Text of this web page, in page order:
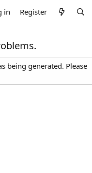
in Register
being generated. Please